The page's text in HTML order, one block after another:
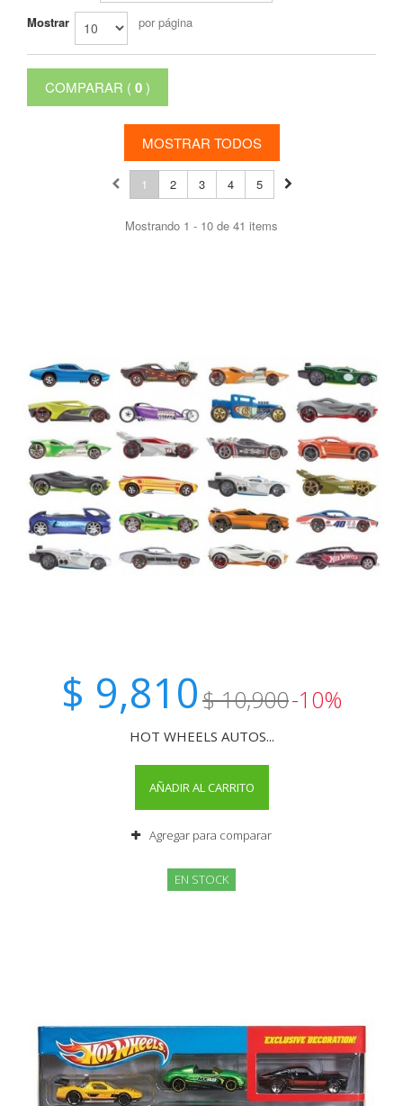
Mostrar por página
COMPARAR ( 0)
MOSTRAR TODOS
1 2 3 4 5
Mostrando 1 - 10 de 41 items
$ 9,810$ 10,900-10%
HOT WHEELS AUTOS...
AÑADIR AL CARRITO
Agregar para comparar
EN STOCK